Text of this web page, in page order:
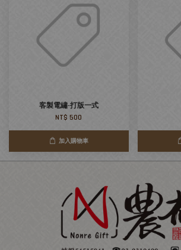
客製電繡-打版一式
NT$ 500
加入購物車